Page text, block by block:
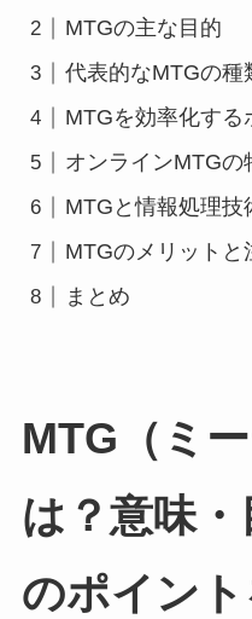
MTGの主な目的
代表的なMTGの種
MTGを効率化する
オンラインMTGの
MTGと情報処理技
MTGのメリットと
まとめ
MTG（ミ
は？意味
のポイン